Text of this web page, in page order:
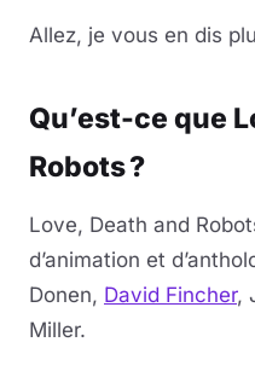
Allez, je vous en dis
Qu’est-ce que
Robots ?
Love, Death and
d’animation et
Donen, David Fincher,
Miller.